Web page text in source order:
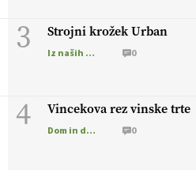
3 Strojni krožek Urban
Iz naših krajev 0
4 Vincekova rez vinske trte
Dom in družina 0